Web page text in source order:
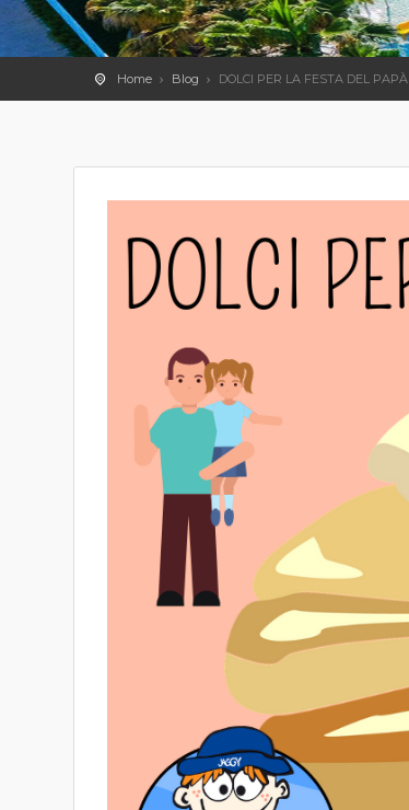
Home Blog DOLCI PER LA FESTA DEL PAPÀ